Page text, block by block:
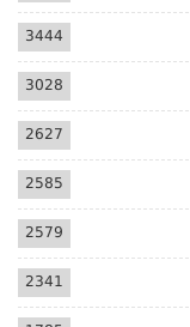
3444
3028
2627
2585
2579
2341